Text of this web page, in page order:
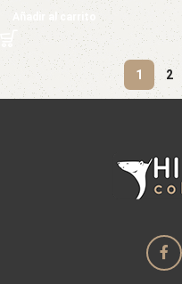
Añadir al carrito
1 2